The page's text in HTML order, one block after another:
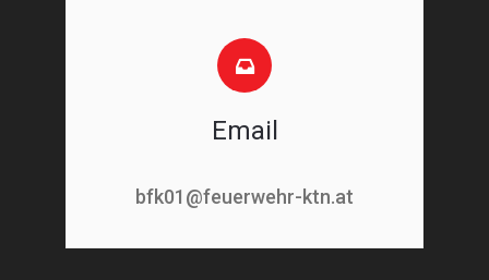
Email
bfk01@feuerwehr-ktn.at